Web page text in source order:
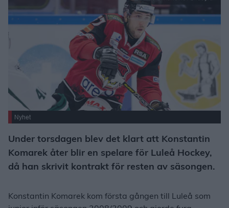
Nyhet
Under torsdagen blev det klart att Konstantin
Komarek åter blir en spelare för Luleå Hockey,
då han skrivit kontrakt för resten av säsongen.
Konstantin Komarek kom första gången till Luleå som